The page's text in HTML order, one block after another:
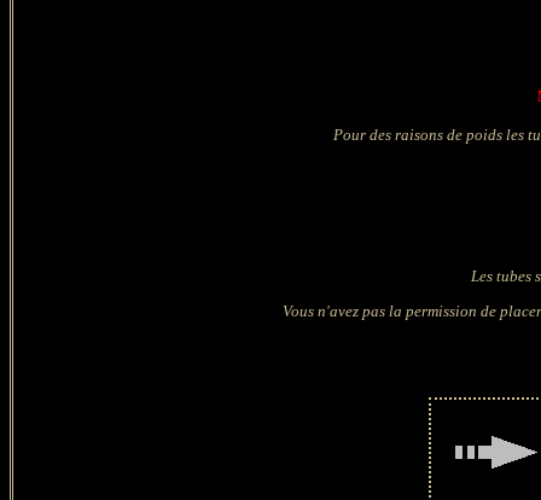
Pour des raisons de poids les
Les tubes
Vous n'avez pas la permission de